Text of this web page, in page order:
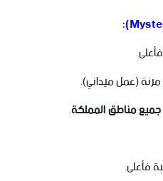
(عمل ميداني).
جميع مناطق المملكة.
فأعلى.